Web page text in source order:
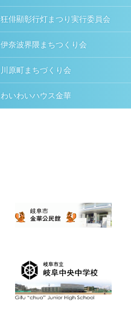
狂俳顯彰行灯まつり実行委員会
伊奈波界隈まちつくり会
川原町まちづくり会
わいわいハウス金華